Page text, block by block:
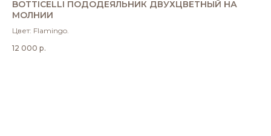
BOTTICELLI ПОДОДЕЯЛЬНИК ДВУХЦВЕТНЫЙ НА
МОЛНИИ
Цвет: Flamingo.
12 000 р.